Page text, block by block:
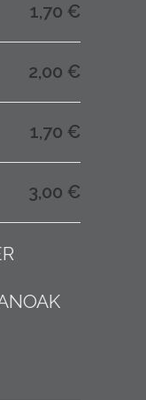
1,70 €
2,00 €
1,70 €
3,00 €